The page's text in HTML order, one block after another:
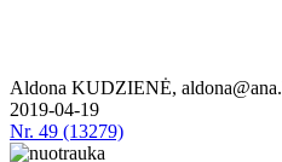
Aldona KUDZIENĖ,
2019-04-19
Nr. 49 (13279)